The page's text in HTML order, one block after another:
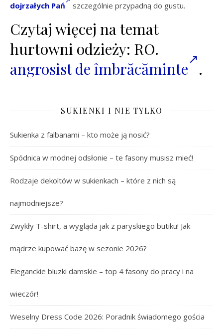
dojrzałych Pań
szczególnie przypadną do gustu.
Czytaj więcej na temat
hurtowni odzieży: RO.
angrosist de îmbrăcăminte .
SUKIENKI I NIE TYLKO
Sukienka z falbanami – kto może ją nosić?
Spódnica w modnej odsłonie – te fasony musisz mieć!
Rodzaje dekoltów w sukienkach – które z nich są
najmodniejsze?
Zwykły T-shirt, a wygląda jak z paryskiego butiku! Jak
mądrze kupować bazę w sezonie 2026?
Eleganckie bluzki damskie – top 4 fasony do pracy i na
wieczór!
Weselny Dress Code 2026: Poradnik świadomego gościa